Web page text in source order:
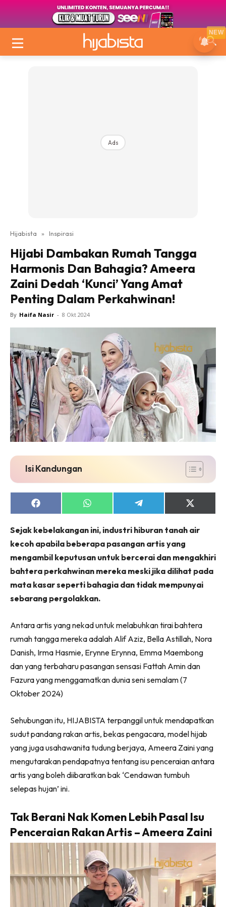
Ads
Hijabista » Inspirasi
Hijabi Dambakan Rumah Tangga
Harmonis Dan Bahagia? Ameera
Zaini Dedah ‘Kunci’ Yang Amat
Penting Dalam Perkahwinan!
By Haifa Nasir - 8 Okt 2024
Isi Kandungan
Share
on
Share
on
Share
on
Share
on
(Twitter)
Sejak kebelakangan ini, industri hiburan tanah air
kecoh apabila beberapa pasangan artis yang
mengambil keputusan untuk bercerai dan mengakhiri
bahtera perkahwinan mereka meski jika dilihat pada
mata kasar seperti bahagia dan tidak mempunyai
sebarang pergolakkan.
Antara artis yang nekad untuk melabuhkan tirai bahtera
rumah tangga mereka adalah Alif Aziz, Bella Astillah, Nora
Danish, Irma Hasmie, Erynne Erynna, Emma Maembong
dan yang terbaharu pasangan sensasi Fattah Amin dan
Fazura yang menggamatkan dunia seni semalam (7
Oktober 2024)
Sehubungan itu, HIJABISTA terpanggil untuk mendapatkan
sudut pandang rakan artis, bekas pengacara, model hijab
yang juga usahawanita tudung berjaya, Ameera Zaini yang
mengutarakan pendapatnya tentang isu penceraian antara
artis yang boleh diibaratkan bak ‘Cendawan tumbuh
selepas hujan’ ini.
Tak Berani Nak Komen Lebih Pasal Isu
Penceraian Rakan Artis – Ameera Zaini
NEW